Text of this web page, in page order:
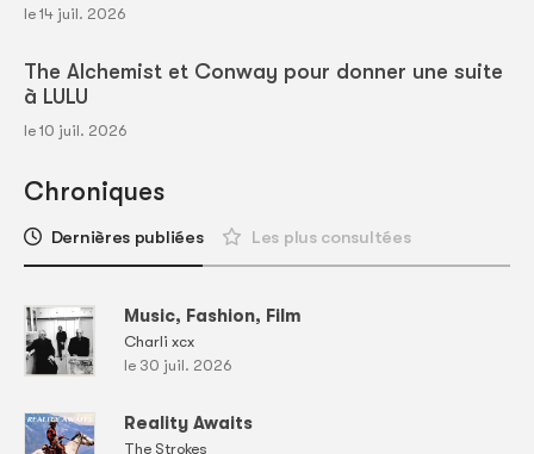
le 14 juil. 2026
The Alchemist et Conway pour donner une suite
à LULU
le 10 juil. 2026
Chroniques
Dernières publiées Les plus consultées
Music, Fashion, Film
Charli xcx
le 30 juil. 2026
Reality Awaits
The Strokes